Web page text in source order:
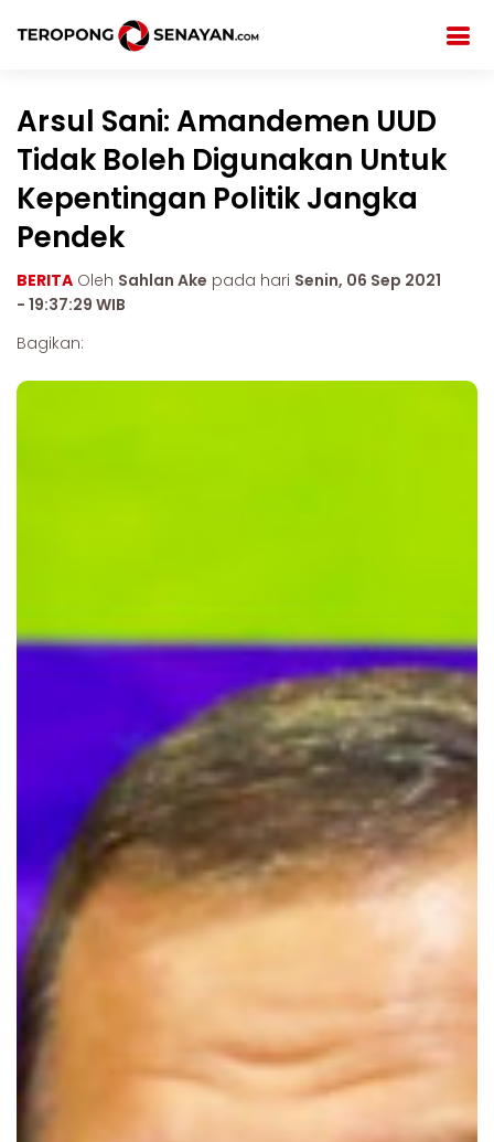
Arsul Sani: Amandemen UUD
Tidak Boleh Digunakan Untuk
Kepentingan Politik Jangka
Pendek
BERITA Oleh Sahlan Ake pada hari Senin, 06 Sep 2021
- 19:37:29 WIB
Bagikan: